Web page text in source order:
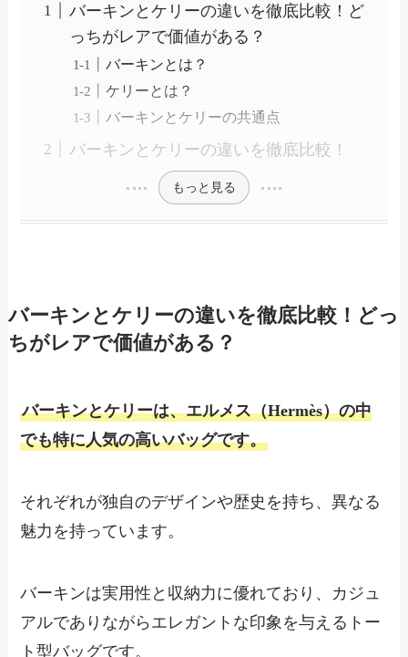
バーキンとケリーの違いを徹底比較！ど
っちがレアで価値がある？
バーキンとは？
ケリーとは？
バーキンとケリーの共通点
バーキンとケリーの違いを徹底比較！
もっと見る
バーキンとケリーの違いを徹底比較！どっ
ちがレアで価値がある？
バーキンとケリーは、エルメス（Hermès）の中
でも特に人気の高いバッグです。
それぞれが独自のデザインや歴史を持ち、異なる
魅力を持っています。
バーキンは実用性と収納力に優れており、カジュ
アルでありながらエレガントな印象を与えるトー
ト型バッグです。